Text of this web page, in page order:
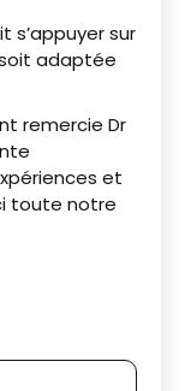
s’appuyer sur
adaptée
remercie Dr
et
toute notre